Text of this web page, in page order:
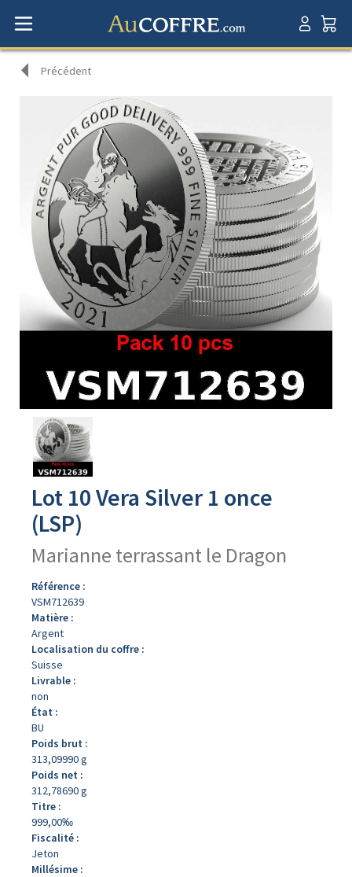
Précédent
produit
Lot 10 Vera Silver 1 once
(LSP)
Marianne terrassant le Dragon
Référence :
VSM712639
Matière :
Argent
Localisation du coffre :
Suisse
Livrable :
non
État :
BU
Poids brut :
313,09990 g
Poids net :
312,78690 g
Titre :
999,00‰
Fiscalité :
Jeton
Millésime :